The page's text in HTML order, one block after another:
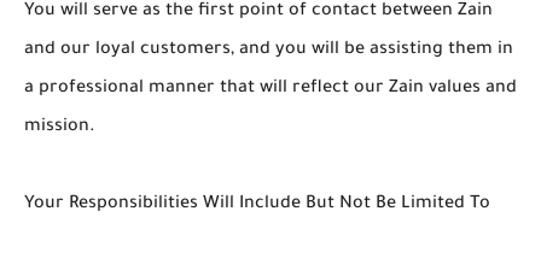
You will serve as the first point of contact between Zain
and our loyal customers, and you will be assisting them in
a professional manner that will reflect our Zain values and
mission.
Your Responsibilities Will Include But Not Be Limited To